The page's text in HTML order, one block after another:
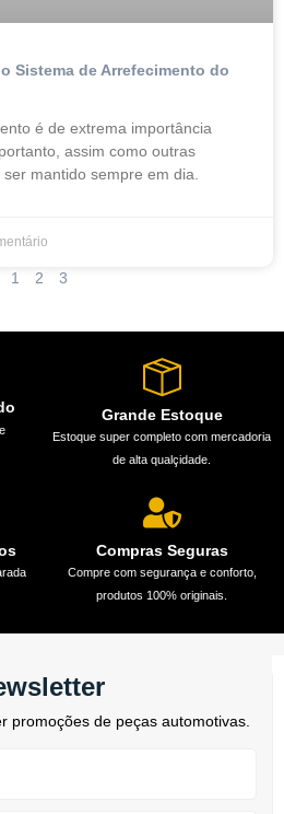
Sistema de Arrefecimento do
é de extrema importância
assim como outras
mantido sempre em dia.
1 2 3
Grande Estoque
Estoque super completo com mercadoria
de alta qualçidade.
Compras Seguras
Compre com segurança e conforto,
produtos 100% originais.
promoções de peças automotivas.